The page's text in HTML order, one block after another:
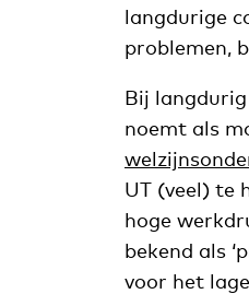
langdurige
problemen,
Bij
noemt als
UT (veel) te
hoge
bekend als
voor het